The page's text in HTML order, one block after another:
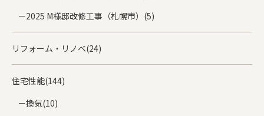
2025 M様邸改修工事（札幌市）(5)
リフォーム・リノベ(24)
住宅性能(144)
換気(10)